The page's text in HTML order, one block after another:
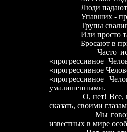
Люди падают от
Упавших -
Трупы сваливают
Или просто
Бросают в
Часто историки
«прогрессивное
«прогрессивное
«прогрессивное
умалишенными.
О, нет! Все,
сказать, своими
Мы говорим
известных в мире